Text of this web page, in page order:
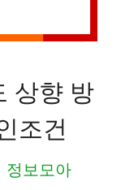
상향 방
조건
정보모아